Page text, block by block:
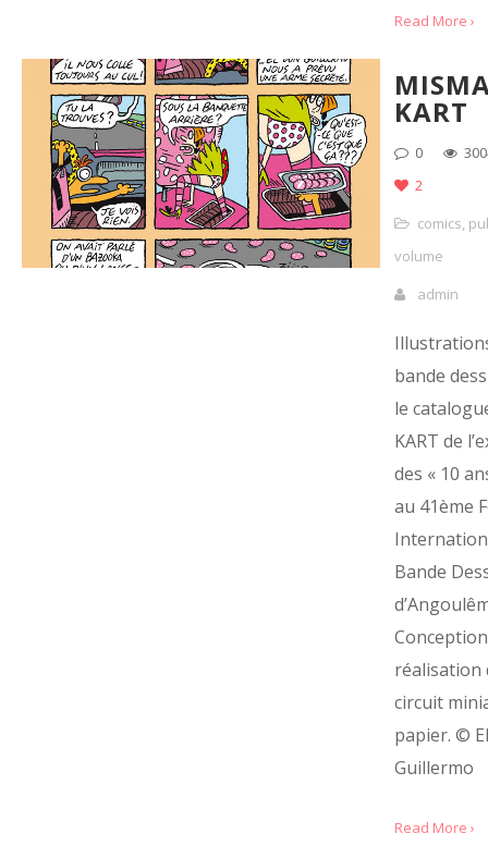
Read More ›
KART
0
2
comics,
volume
admin
bande
le
KART de
des « 10
au 41ème
Bande
réalisation
circuit
papier. ©
Guillermo
Read More ›